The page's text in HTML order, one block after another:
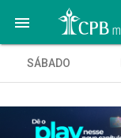

SÁBADO